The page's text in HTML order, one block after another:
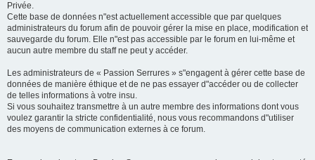
Privée.
Cette base de données n"est actuellement accessible que par quelques
administrateurs du forum afin de pouvoir gérer la mise en place, modification et
sauvegarde du forum. Elle n"est pas accessible par le forum en lui-même et
aucun autre membre du staff ne peut y accéder.
Les administrateurs de « Passion Serrures » s"engagent à gérer cette base de
données de manière éthique et de ne pas essayer d"accéder ou de collecter
de telles informations à votre insu.
Si vous souhaitez transmettre à un autre membre des informations dont vous
voulez garantir la stricte confidentialité, nous vous recommandons d"utiliser
des moyens de communication externes à ce forum.